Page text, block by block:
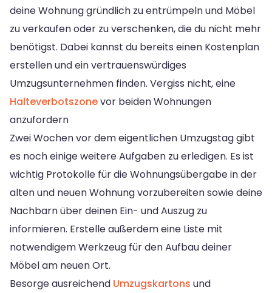
deine Wohnung gründlich zu entrümpeln und Möbel
zu verkaufen oder zu verschenken, die du nicht mehr
benötigst. Dabei kannst du bereits einen Kostenplan
erstellen und ein vertrauenswürdiges
Umzugsunternehmen finden. Vergiss nicht, eine
Halteverbotszonevor beiden Wohnungen
anzufordern
Zwei Wochen vor dem eigentlichen Umzugstag gibt
es noch einige weitere Aufgaben zu erledigen. Es ist
wichtig Protokolle für die Wohnungsübergabe in der
alten und neuen Wohnung vorzubereiten sowie deine
Nachbarn über deinen Ein- und Auszug zu
informieren. Erstelle außerdem eine Liste mit
notwendigem Werkzeug für den Aufbau deiner
Möbel am neuen Ort.
Besorge ausreichend Umzugskartons und